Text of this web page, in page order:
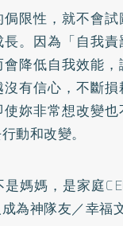
限性，就不會
。因為「自我
降低自我效能
有信心，不斷損
妳非常想改變
動和改變。
是媽媽，是家庭
為神隊友／幸福